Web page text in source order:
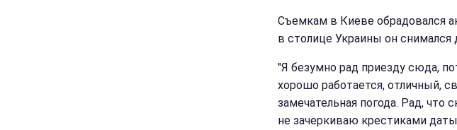
Съемкам в Киеве обрадовался
в столице Украины он снимался
"Я безумно рад приезду сюда,
хорошо работается, отличный,
замечательная погода. Рад,
не зачеркиваю крестиками